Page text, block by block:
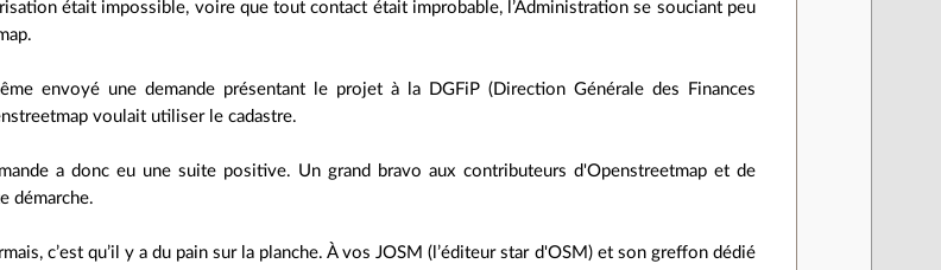
était impossible, voire que tout contact était improbable, l’Administration se souciant peu
envoyé une demande présentant le projet à la DGFiP (Direction Générale des Finances
voulait utiliser le cadastre.
a donc eu une suite positive. Un grand bravo aux contributeurs d'Openstreetmap et de
démarche.
c’est qu’il y a du pain sur la planche. À vos JOSM (l’éditeur star d'OSM) et son greffon dédié